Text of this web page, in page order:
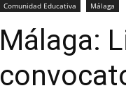
Comunidad Educativa Málaga
Málaga: